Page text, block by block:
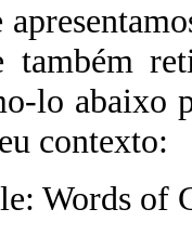
também
lo abaixo
contexto:
Words of